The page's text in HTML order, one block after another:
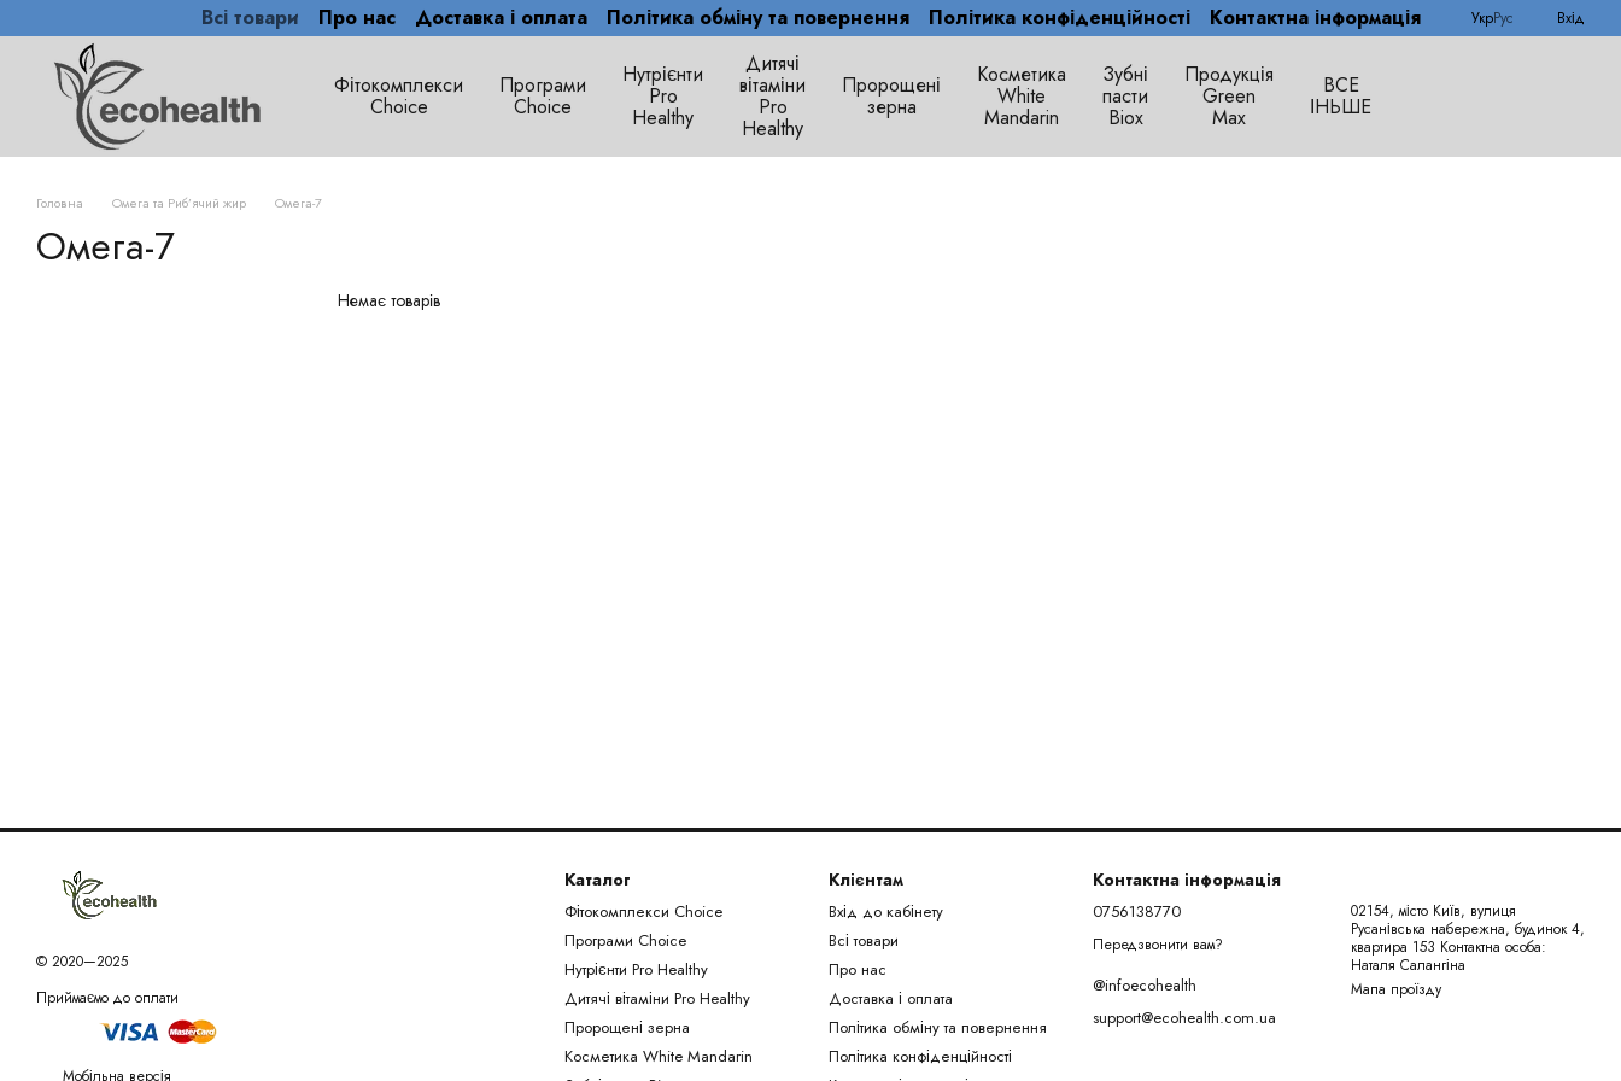
Перейти до основного контенту
Всі товари Про нас Доставка і оплата Політика обміну та повернення Політика конфіденційності Контактна інформація УкрРус Вхід
Фітокомплекси
Сhoice
Програми
Choice
Нутрієнти
Рro
Healthy
Дитячі
вітаміни
Pro
Healthy
Пророщені
зерна
Косметика
White
Mandarin
Зубні
пасти
Biox
Продукція
Green
Max
ВСЕ
ІНЬШЕ
Головна Омега та Риб’ячий жир Омега-7
Омега-7
Немає товарів
© 2020—2025
Приймаємо до оплати
Мобільна версія
Каталог
Фітокомплекси Сhoice
Програми Choice
Нутрієнти Рro Healthy
Дитячі вітаміни Pro Healthy
Пророщені зерна
Косметика White Mandarin
Клієнтам
Вхід до кабінету
Всі товари
Про нас
Доставка і оплата
Політика обміну та повернення
Політика конфіденційності
Контактна інформація
0756138770
Передзвонити вам?
@infoecohealth
support@ecohealth.com.ua
02154, місто Київ, вулиця
Русанівська набережна, будинок 4,
квартира 153 Контактна особа:
Наталя Салангіна
Мапа проїзду